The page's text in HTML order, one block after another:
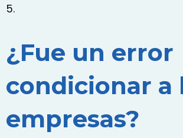
5.
¿Fue un error
condicionar a
empresas?